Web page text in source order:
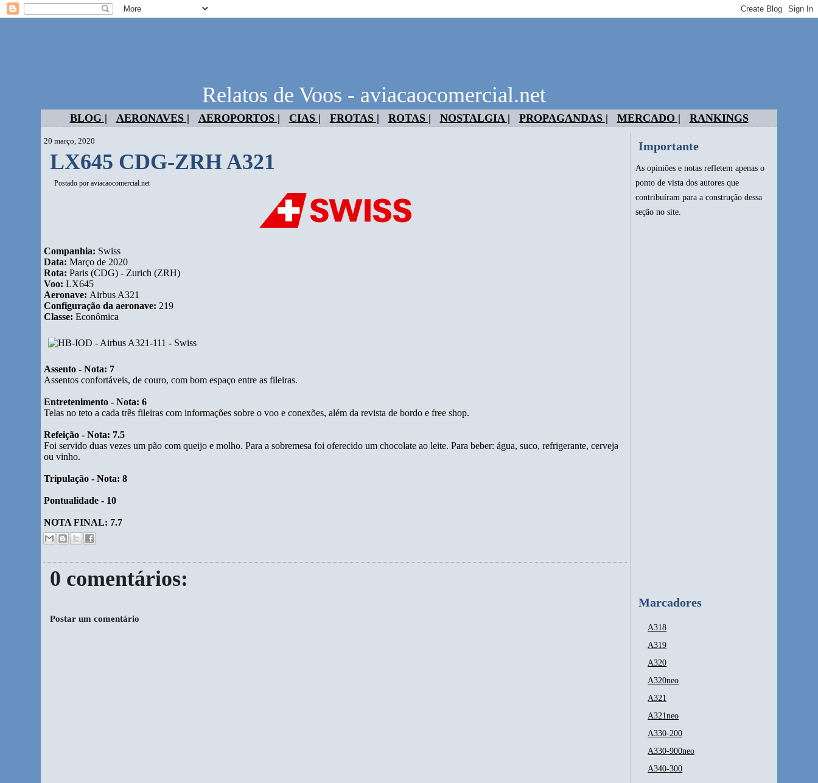
Relatos de Voos - aviacaocomercial.net
BLOG | AERONAVES | AEROPORTOS | CIAS | FROTAS | ROTAS | NOSTALGIA | PROPAGANDAS | MERCADO | RANKINGS
20 março, 2020
LX645 CDG-ZRH A321
Postado poraviacaocomercial.net
Companhia: Swiss
Data:Março de 2020
Rota:Paris (CDG) - Zurich (ZRH)
Voo:LX645
Aeronave: Airbus A321
Configuração da aeronave: 219
Classe:Econômica
Assento - Nota: 7
Assentos confortáveis, de couro, com bom espaço entre as fileiras.
Entretenimento - Nota: 6
Telas no teto a cada três fileiras com informações sobre o voo e conexões, além da revista de bordo e free shop.
Refeição - Nota: 7.5
Foi servido duas vezes um pão com queijo e molho. Para a sobremesa foi oferecido um chocolate ao leite. Para beber: água, suco, refrigerante, cerveja
ou vinho.
Tripulação - Nota: 8
Pontualidade - 10
NOTA FINAL: 7.7
0 comentários:
Postar um comentário
Importante
As opiniões e notas refletem apenas o
ponto de vista dos autores que
contribuíram para a construção dessa
seção no site.
Marcadores
A318
A319
A320
A320neo
A321
A321neo
A330-200
A330-900neo
A340-300